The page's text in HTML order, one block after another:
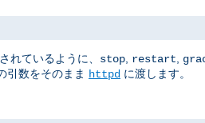
れているように、 stop restart
引数をそのまま httpd に渡します。